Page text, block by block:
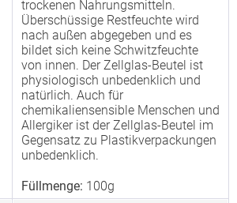
trockenen Nahrungsmitteln.
Überschüssige Restfeuchte wird
nach außen abgegeben und es
bildet sich keine Schwitzfeuchte
von innen. Der Zellglas-Beutel ist
physiologisch unbedenklich und
natürlich. Auch für
chemikaliensensible Menschen und
Allergiker ist der Zellglas-Beutel im
Gegensatz zu Plastikverpackungen
unbedenklich.
Füllmenge: 100g